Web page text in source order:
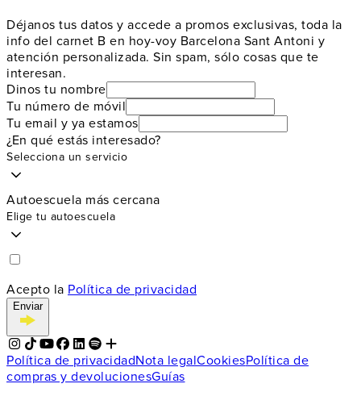
Déjanos tus datos y accede a promos exclusivas, toda la
info del carnet B en hoy-voy Barcelona Sant Antoni y
atención personalizada. Sin spam, sólo cosas que te
interesan.
Dinos tu nombre
Tu número de móvil
Tu email y ya estamos
¿En qué estás interesado?
Selecciona un servicio
Autoescuela más cercana
Elige tu autoescuela
Acepto la Política de privacidad
Enviar
Política de privacidadNota legalCookiesPolítica de
compras y devolucionesGuías